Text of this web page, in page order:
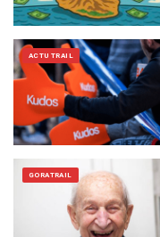
ACTU TRAIL
GORATRAIL